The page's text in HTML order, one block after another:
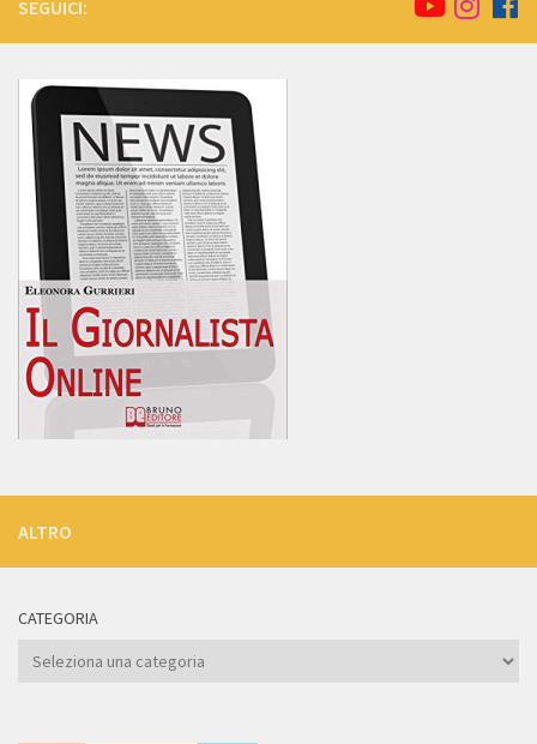
SEGUICI:
ALTRO
CATEGORIA
Categoria